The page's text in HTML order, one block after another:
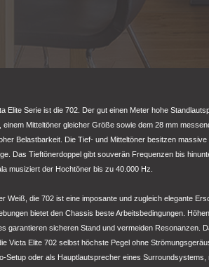
Elite Serie ist die 702. Der gut einen Meter hohe
einem Mitteltöner gleicher Größe sowie dem 28 mm
Belastbarkeit. Die Tief- und Mitteltöner besitzen
Das Tieftönerdoppel gibt souverän Frequenzen bis
musiziert der Hochtöner bis zu 40.000 Hz.
Weiß, die 702 ist eine imposante und zugleich elegante
bietet den Chassis beste Arbeitsbedingungen.
garantieren sicheren Stand und vermeiden Resonanzen.
Victa Elite 702 selbst höchste Pegel ohne
Setup oder als Hauptlautsprecher eines Surroundsystems,